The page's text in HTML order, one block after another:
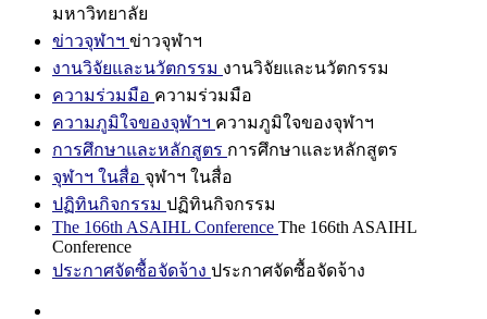
มหาวิทยาลัย
ข่าวจุฬาฯ ข่าวจุฬาฯ
งานวิจัยและนวัตกรรม งานวิจัยและนวัตกรรม
ความร่วมมือ ความร่วมมือ
ความภูมิใจของจุฬาฯ ความภูมิใจของจุฬาฯ
การศึกษาและหลักสูตร การศึกษาและหลักสูตร
จุฬาฯ ในสื่อ จุฬาฯ ในสื่อ
ปฏิทินกิจกรรม ปฏิทินกิจกรรม
The 166th ASAIHL Conference The 166th ASAIHL
Conference
ประกาศจัดซื้อจัดจ้าง ประกาศจัดซื้อจัดจ้าง